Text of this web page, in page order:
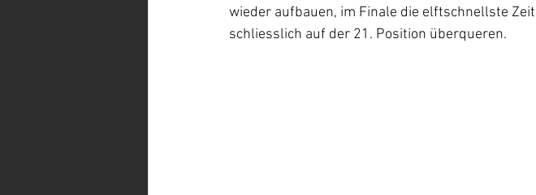
wieder aufbauen, im Finale die elftschnellste
schliesslich auf der 21. Position überqueren.